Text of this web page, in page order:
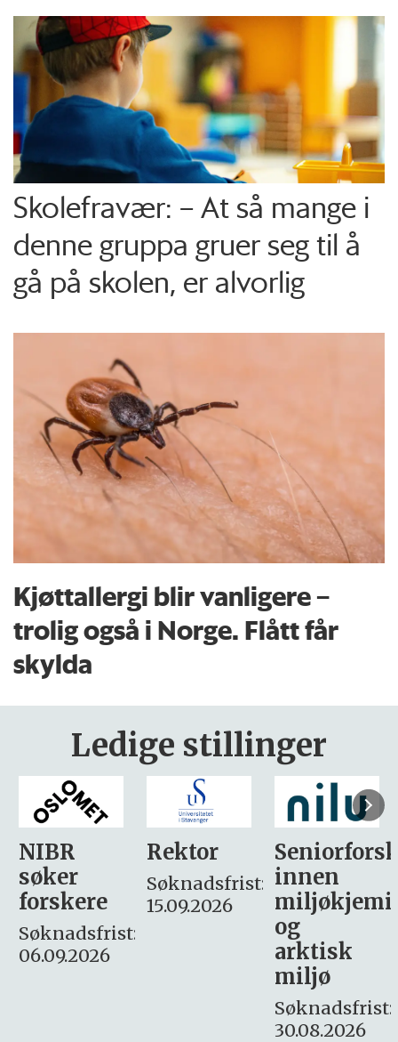
Skolefravær: – At så mange i
denne gruppa gruer seg til å
gå på skolen, er alvorlig
Kjøttallergi blir vanligere –
trolig også i Norge. Flått får
skylda
Ledige stillinger
Rektor
Søknadsfrist:
15.09.2026
Seniorforsker
innen
miljøkjemi
søker
– fast
Søknadsfrist:
16. august.